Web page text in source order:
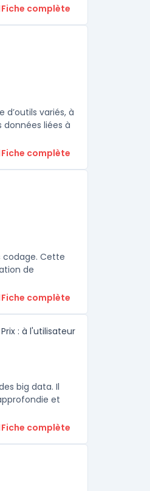
Fiche complète
variés, à
liées à
Fiche complète
codage. Cette
de
Fiche complète
Prix : à l'utilisateur
big data. Il
et
Fiche complète